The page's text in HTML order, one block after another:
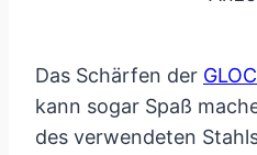
Das Schärfen der
kann sogar Spaß
des verwendeten